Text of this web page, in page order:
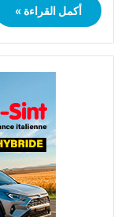
أكمل القراءة »